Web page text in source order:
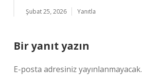
Şubat 25, 2026 Yanıtla
Bir yanıt yazın
E-posta adresiniz yayınlanmayacak.